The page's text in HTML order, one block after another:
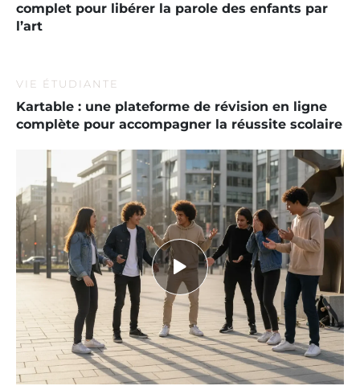
complet pour libérer la parole des enfants par
l’art
VIE ÉTUDIANTE
Kartable : une plateforme de révision en ligne
complète pour accompagner la réussite scolaire